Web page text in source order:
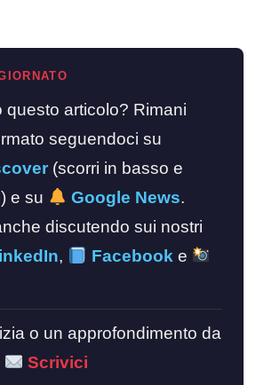
questo articolo? Rimani
seguendoci su
(scorri in basso e
e su
Google News.
discutendo sui nostri
, Facebook e
o un approfondimento da
Scrivici